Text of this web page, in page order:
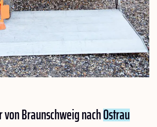
Braunschweig nachOstrau